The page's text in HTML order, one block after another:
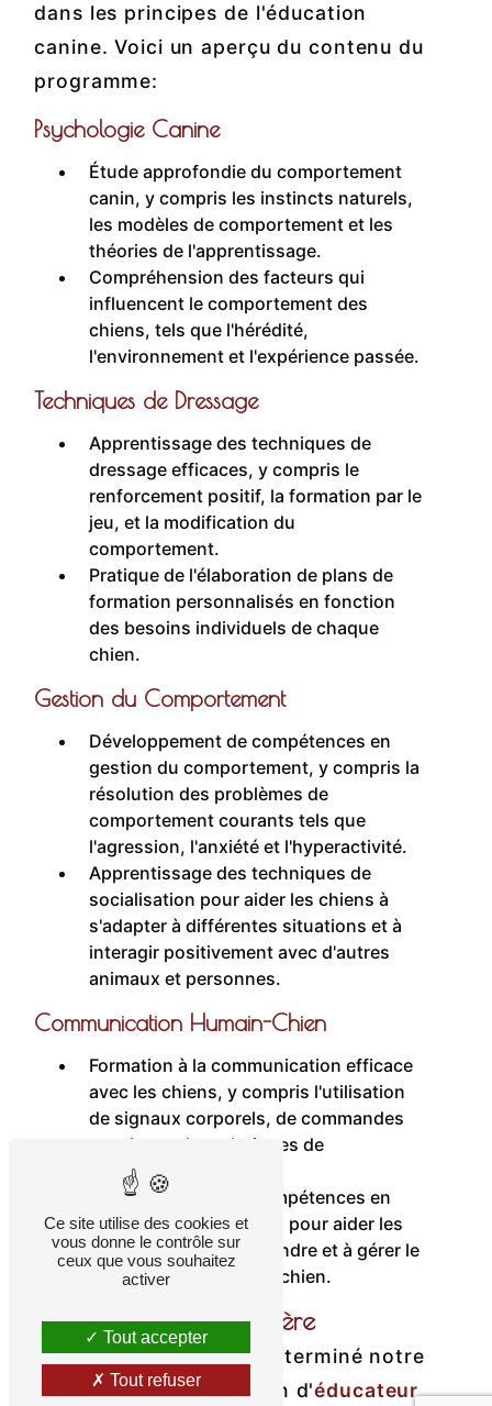
dans les principes de l'éducation
canine. Voici un aperçu du contenu du
programme:
Psychologie Canine
Étude approfondie du comportement
canin, y compris les instincts naturels,
les modèles de comportement et les
théories de l'apprentissage.
Compréhension des facteurs qui
influencent le comportement des
chiens, tels que l'hérédité,
l'environnement et l'expérience passée.
Techniques de Dressage
Apprentissage des techniques de
dressage efficaces, y compris le
renforcement positif, la formation par le
jeu, et la modification du
comportement.
Pratique de l'élaboration de plans de
formation personnalisés en fonction
des besoins individuels de chaque
chien.
Gestion du Comportement
Développement de compétences en
gestion du comportement, y compris la
résolution des problèmes de
comportement courants tels que
l'agression, l'anxiété et l'hyperactivité.
Apprentissage des techniques de
socialisation pour aider les chiens à
s'adapter à différentes situations et à
interagir positivement avec d'autres
animaux et personnes.
Communication Humain-Chien
Formation à la communication efficace
avec les chiens, y compris l'utilisation
de signaux corporels, de commandes
vocales et de techniques de
renforcement.
Développement de compétences en
conseil et en éducation pour aider les
propriétaires à comprendre et à gérer le
comportement de leur chien.
Opportunités de Carrière
Une fois que vous aurez terminé notre
programme de formation d'éducateur
Ce site utilise des cookies et
vous donne le contrôle sur
ceux que vous souhaitez
activer
Tout accepter
Tout refuser